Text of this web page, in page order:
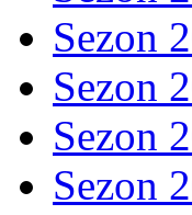
Sezon
Sezon
Sezon
Sezon